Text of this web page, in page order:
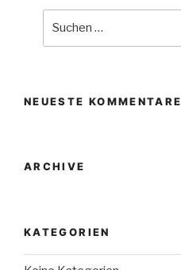
NEUESTE KOMMENTARE
ARCHIVE
KATEGORIEN